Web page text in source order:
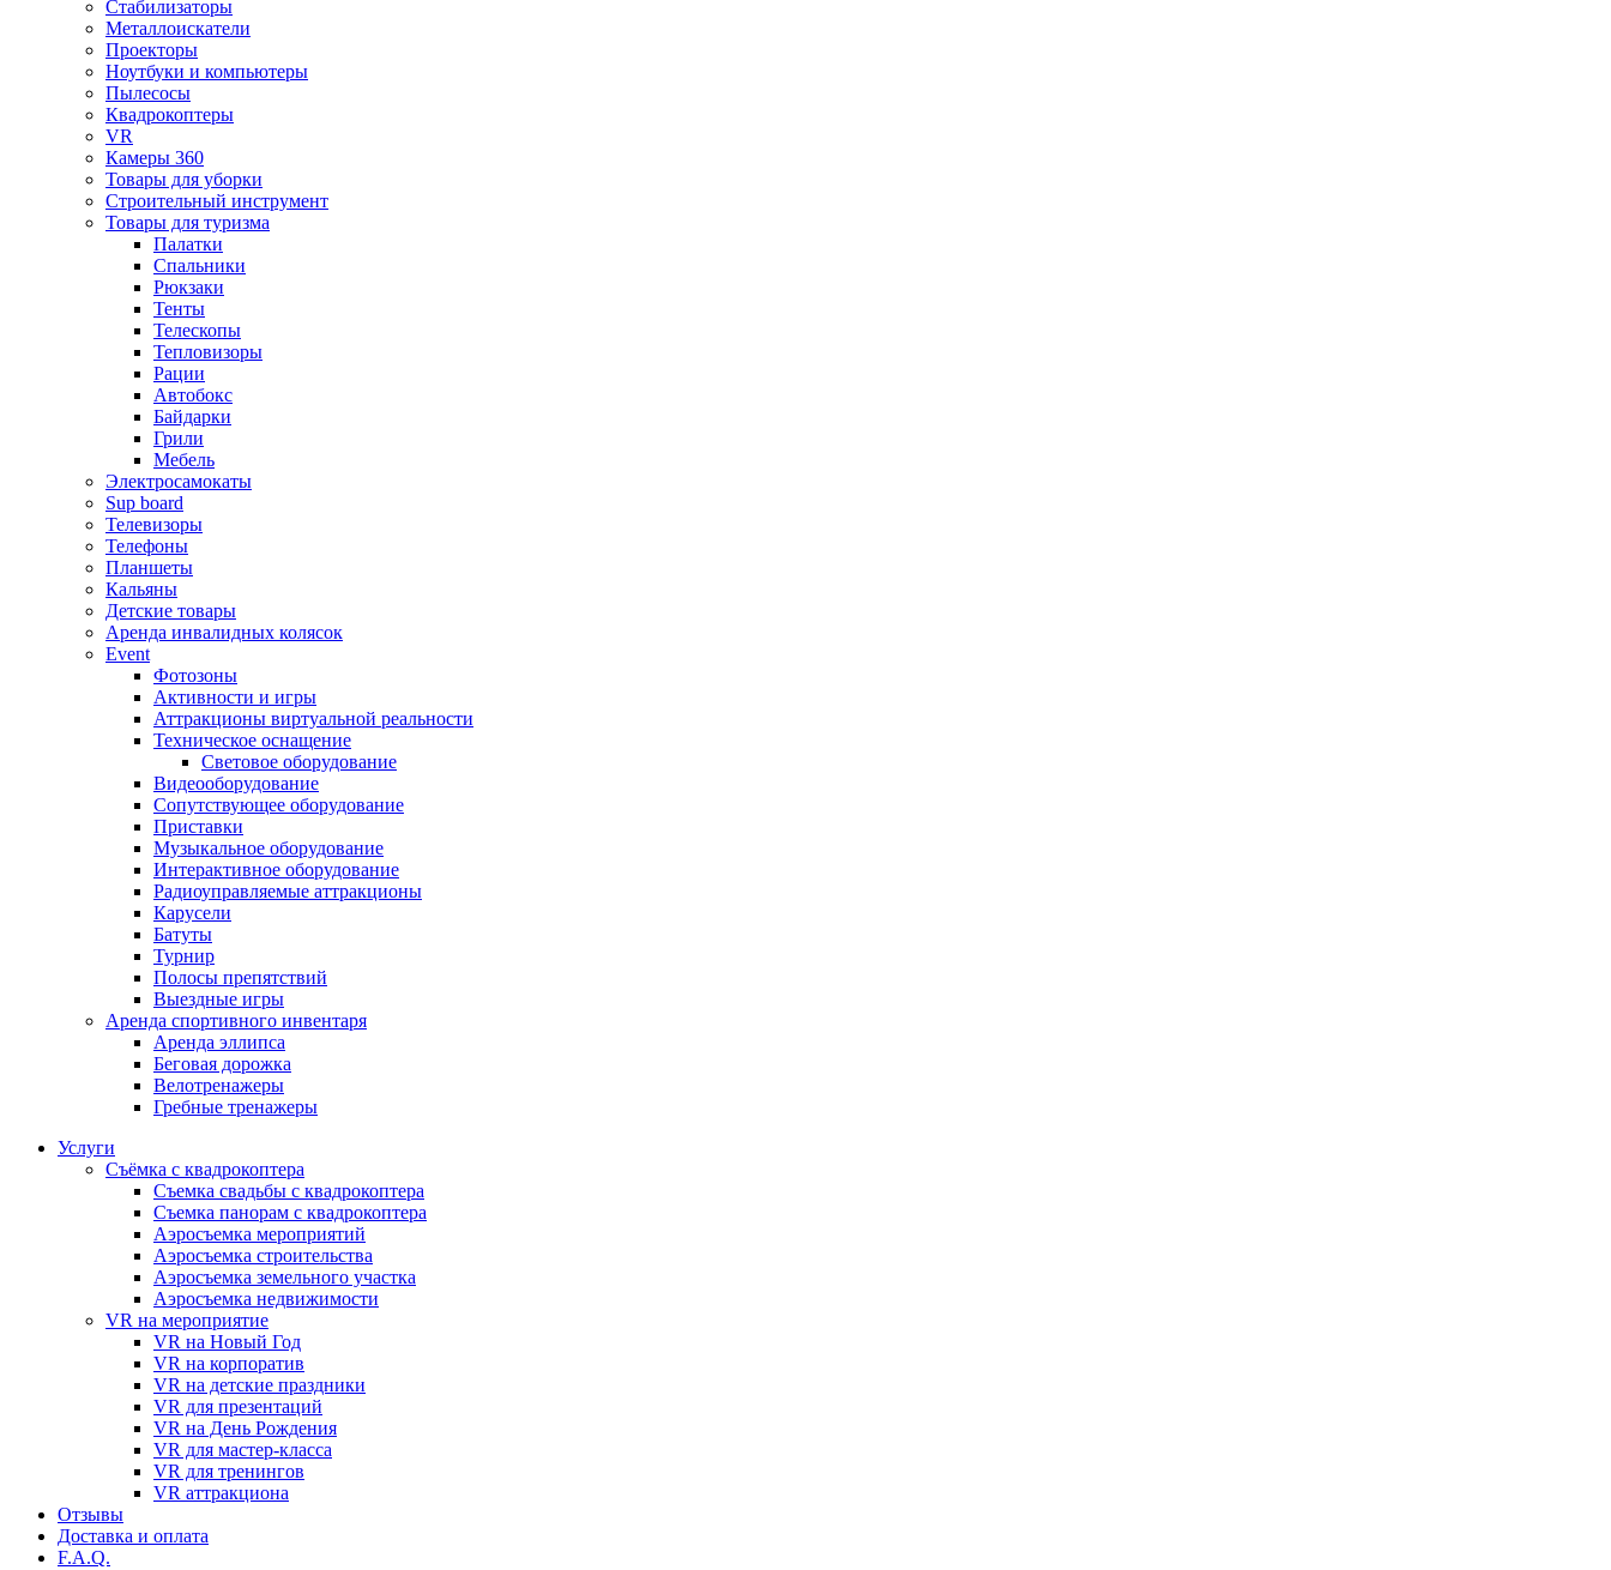
Стабилизаторы
Металлоискатели
Проекторы
Ноутбуки и компьютеры
Пылесосы
Квадрокоптеры
VR
Камеры 360
Товары для уборки
Строительный инструмент
Товары для туризма
Палатки
Спальники
Рюкзаки
Тенты
Телескопы
Тепловизоры
Рации
Автобокс
Байдарки
Грили
Мебель
Электросамокаты
Sup board
Телевизоры
Телефоны
Планшеты
Кальяны
Детские товары
Аренда инвалидных колясок
Event
Фотозоны
Активности и игры
Аттракционы виртуальной реальности
Техническое оснащение
Световое оборудование
Видеооборудование
Сопутствующее оборудование
Приставки
Музыкальное оборудование
Интерактивное оборудование
Радиоуправляемые аттракционы
Карусели
Батуты
Турнир
Полосы препятствий
Выездные игры
Аренда спортивного инвентаря
Аренда эллипса
Бeговая дoрожка
Велотренажеры
Гребные тренажеры
Услуги
Съёмка с квадрокоптера
Съемка свадьбы с квадрокоптера
Съемка панорам с квадрокоптера
Аэросъемка мероприятий
Аэросъемка строительства
Аэросъемка земельного участка
Аэросъемка недвижимости
VR на мероприятие
VR на Новый Год
VR на корпоратив
VR на детские праздники
VR для презентаций
VR на День Рождения
VR для мастер-класса
VR для тренингов
VR аттракциона
Отзывы
Доставка и оплата
F.A.Q.